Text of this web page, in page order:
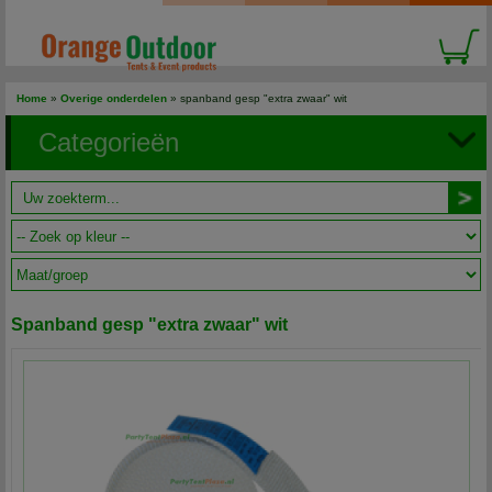
Home » Overige onderdelen » spanband gesp "extra zwaar" wit
Categorieën
Spanband gesp "extra zwaar" wit